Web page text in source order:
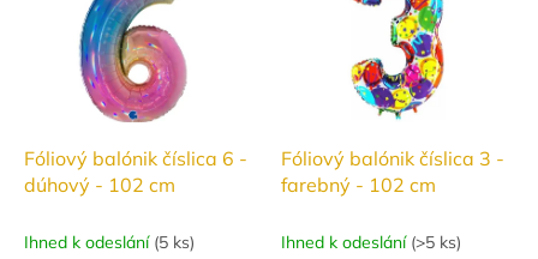
u
Fóliový balónik číslica 6 -
dúhový - 102 cm
Ihned k odeslání (5 ks)
Fóliový balónik číslica 3 -
farebný - 102 cm
Ihned k odeslání (>5 ks)